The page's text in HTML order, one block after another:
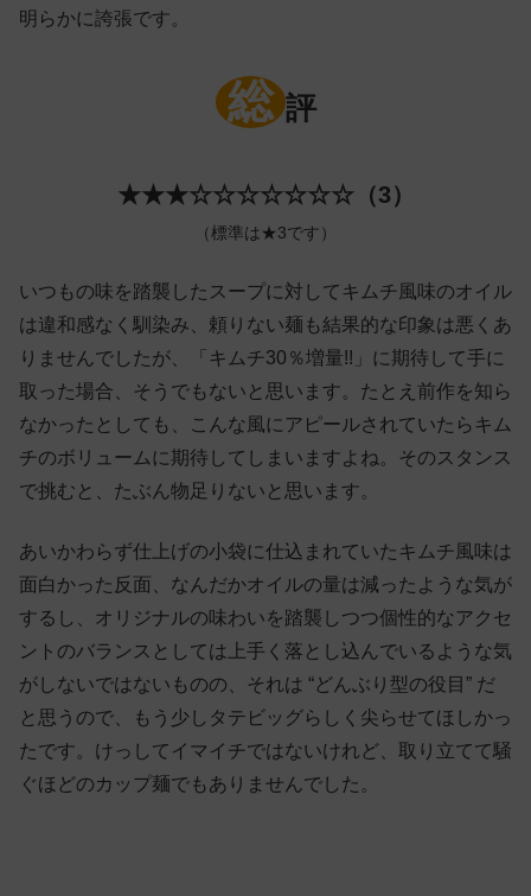
明らかに誇張です。
総 評
★★★☆☆☆☆☆☆☆（3）
（標準は★3です）
いつもの味を踏襲したスープに対してキムチ風味のオイル
は違和感なく馴染み、頼りない麺も結果的な印象は悪くあ
りませんでしたが、「キムチ30％増量!!」に期待して手に
取った場合、そうでもないと思います。たとえ前作を知ら
なかったとしても、こんな風にアピールされていたらキム
チのボリュームに期待してしまいますよね。そのスタンス
で挑むと、たぶん物足りないと思います。
あいかわらず仕上げの小袋に仕込まれていたキムチ風味は
面白かった反面、なんだかオイルの量は減ったような気が
するし、オリジナルの味わいを踏襲しつつ個性的なアクセ
ントのバランスとしては上手く落とし込んでいるような気
がしないではないものの、それは “どんぶり型の役目” だ
と思うので、もう少しタテビッグらしく尖らせてほしかっ
たです。けっしてイマイチではないけれど、取り立てて騒
ぐほどのカップ麺でもありませんでした。